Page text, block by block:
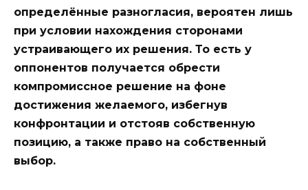
определённые разногласия, вероятен лишь
при условии нахождения сторонами
устраивающего их решения. То есть у
оппонентов получается обрести
компромиссное решение на фоне
достижения желаемого, избегнув
конфронтации и отстояв собственную
позицию, а также право на собственный
выбор.